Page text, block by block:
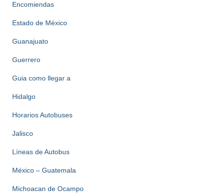
Encomiendas
Estado de México
Guanajuato
Guerrero
Guia como llegar a
Hidalgo
Horarios Autobuses
Jalisco
Líneas de Autobus
México – Guatemala
Michoacan de Ocampo